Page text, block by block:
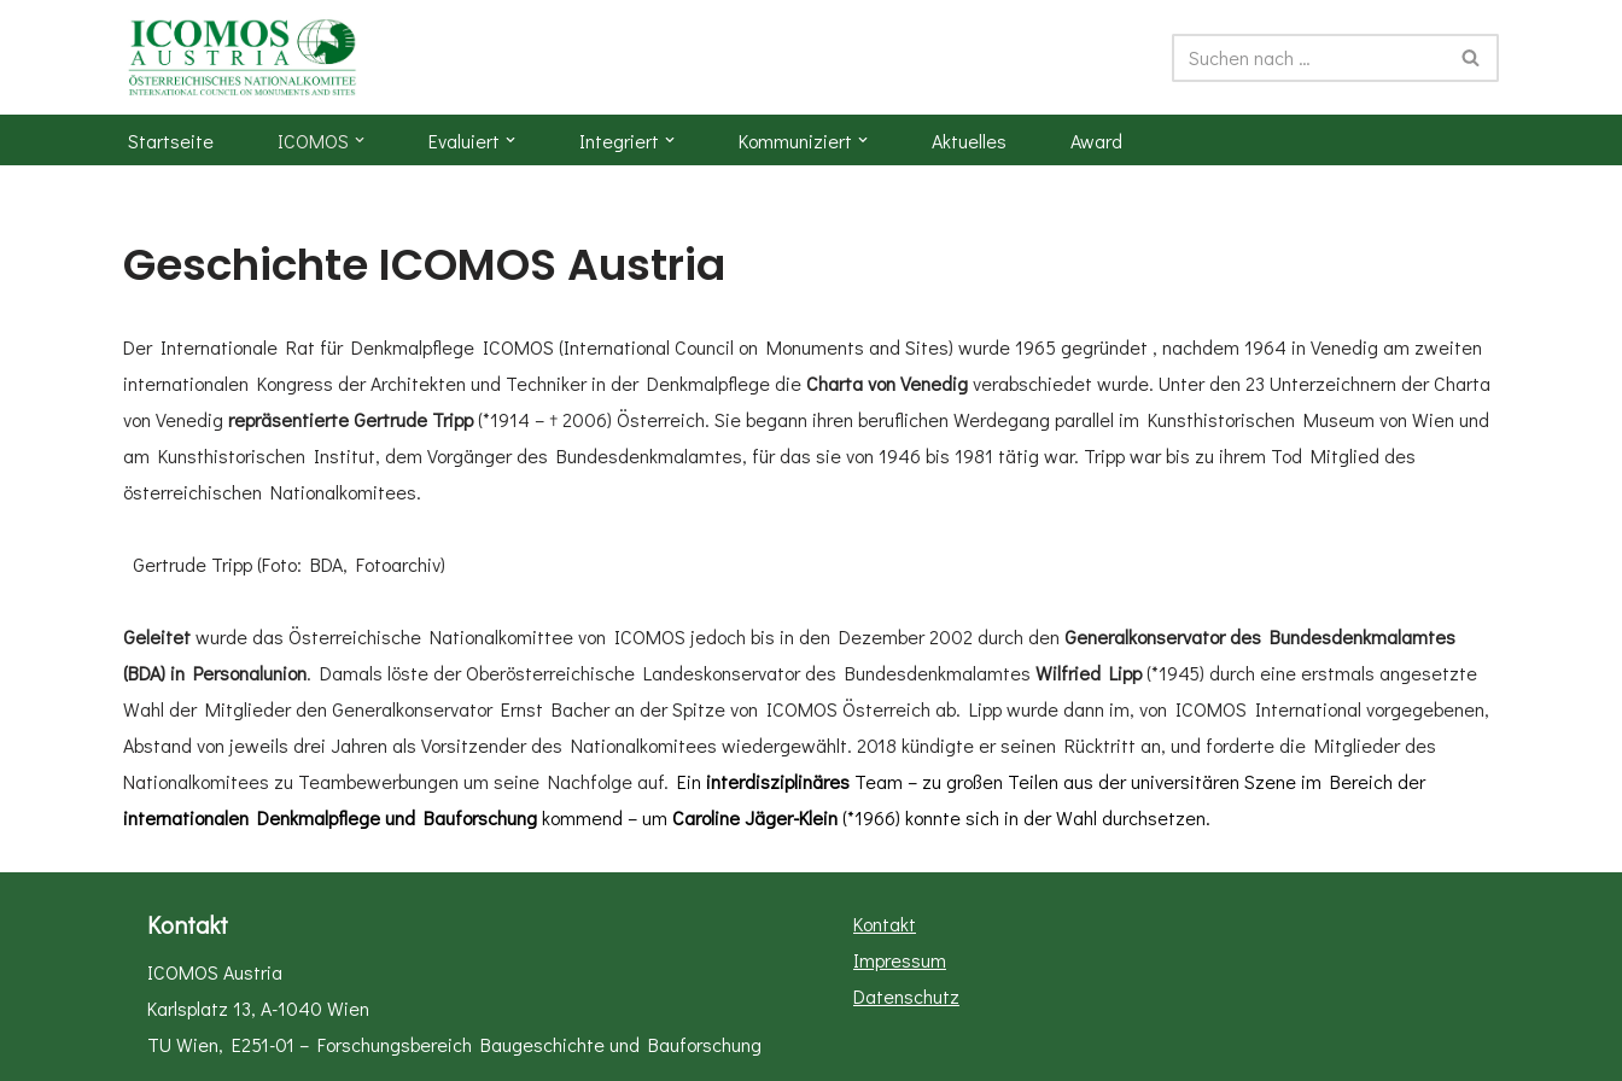
Startseite
ICOMOS Evaluiert Integriert Kommuniziert Aktuelles Award
Geschichte ICOMOS Austria
Der Internationale Rat für Denkmalpflege ICOMOS (International Council on Monuments and Sites) wurde 1965 gegründet , nachdem 1964 in Venedig am zweiten
internationalen Kongress der Architekten und Techniker in der Denkmalpflege dieCharta von Venedigverabschiedet wurde. Unter den 23 Unterzeichnern der Charta
von Venedig repräsentierteGertrude Tripp(*1914 – † 2006) Österreich. Sie begann ihren beruflichen Werdegang parallel im Kunsthistorischen Museum von Wien und
am Kunsthistorischen Institut, dem Vorgänger des Bundesdenkmalamtes, für das sie von 1946 bis 1981 tätig war. Tripp war bis zu ihrem Tod Mitglied des
österreichischen Nationalkomitees.
Gertrude Tripp (Foto: BDA, Fotoarchiv)
Geleitetwurde das Österreichische Nationalkomittee von ICOMOS jedoch bis in den Dezember 2002 durch den Generalkonservator des Bundesdenkmalamtes
(BDA) in Personalunion. Damals löste der Oberösterreichische Landeskonservator des Bundesdenkmalamtes Wilfried Lipp(*1945) durch eine erstmals angesetzte
Wahl der Mitglieder den Generalkonservator Ernst Bacher an der Spitze von ICOMOS Österreich ab. Lipp wurde dann im, von ICOMOS International vorgegebenen,
Abstand von jeweils drei Jahren als Vorsitzender des Nationalkomitees wiedergewählt. 2018 kündigte er seinen Rücktritt an, und forderte die Mitglieder des
Nationalkomitees zu Teambewerbungen um seine Nachfolge auf. Ein interdisziplinäres Team – zu großen Teilen aus der universitären Szene im Bereich der
internationalen Denkmalpflege und Bauforschungkommend – um Caroline Jäger-Klein(*1966) konnte sich in der Wahl durchsetzen.
Kontakt
ICOMOS Austria
Karlsplatz 13, A-1040 Wien
TU Wien, E251-01 – Forschungsbereich Baugeschichte und Bauforschung
Kontakt
Impressum
Datenschutz